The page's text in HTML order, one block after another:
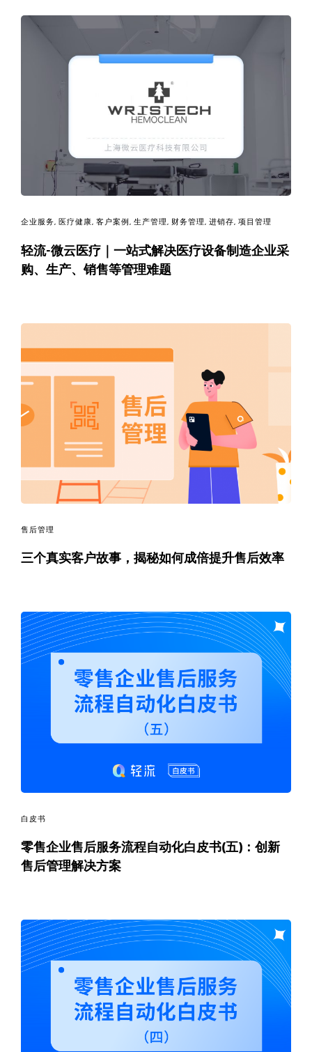
企业服务, 医疗健康, 客户案例, 生产管理, 财务管理, 进销存, 项目管理
轻流-微云医疗｜一站式解决医疗设备制造企业采
购、生产、销售等管理难题
售后管理
三个真实客户故事，揭秘如何成倍提升售后效率
白皮书
零售企业售后服务流程自动化白皮书(五)：创新
售后管理解决方案